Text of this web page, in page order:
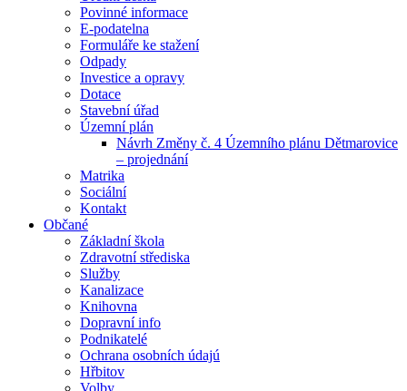
Povinné informace
E-podatelna
Formuláře ke stažení
Odpady
Investice a opravy
Dotace
Stavební úřad
Územní plán
Návrh Změny č. 4 Územního plánu Dětmarovice
– projednání
Matrika
Sociální
Kontakt
Občané
Základní škola
Zdravotní střediska
Služby
Kanalizace
Knihovna
Dopravní info
Podnikatelé
Ochrana osobních údajú
Hřbitov
Volby